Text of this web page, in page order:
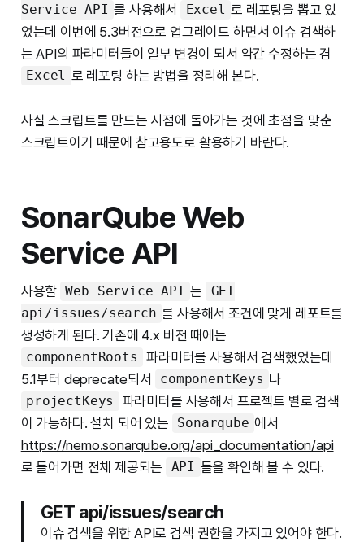
Service API 를 사용해서 Excel 로 레포팅을 뽑고 있
었는데 이번에 5.3버전으로 업그레이드 하면서 이슈 검색하
는 API의 파라미터들이 일부 변경이 되서 약간 수정하는 겸
Excel 로 레포팅 하는 방법을 정리해 본다.
사실 스크립트를 만드는 시점에 돌아가는 것에 초점을 맞춘
스크립트이기 때문에 참고용도로 활용하기 바란다.
SonarQube Web
Service API
사용할 Web Service API 는
GET
api/issues/search 를 사용해서 조건에 맞게 레포트를
생성하게 된다. 기존에 4.x 버전 때에는
componentRoots
파라미터를 사용해서 검색했었는데
5.1부터 deprecate되서
componentKeys 나
projectKeys
파라미터를 사용해서 프로젝트 별로 검색
이 가능하다. 설치 되어 있는
Sonarqube 에서
https://nemo.sonarqube.org/api_documentation/api
로 들어가면 전체 제공되는
API 들을 확인해 볼 수 있다.
GET api/issues/search
이슈 검색을 위한 API로 검색 권한을 가지고 있어야 한다.